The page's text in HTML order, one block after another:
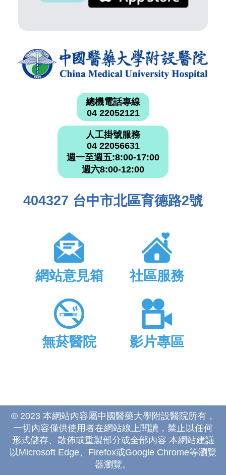
總機電話專線
04 22052121
人工掛號服務
04 22056631
週一至週五:8:00-17:00
週六8:00-12:00
404327 台中市北區育德路2號
網站意見箱 社區服務
無菸醫院 影片專區
© 2023 本網站內容屬中國醫藥大學附設醫院所有，
一切內容僅供使用者在網站線上閱讀，禁止以任何
形式儲存、散佈或重製部分或全部內容 本網站建議
以Microsoft Edge、Firefox或Google Chrome等瀏覽
器瀏覽。